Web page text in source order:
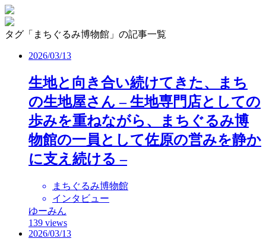
タグ「まちぐるみ博物館」の記事一覧
2026/03/13
生地と向き合い続けてきた、まち
の生地屋さん – 生地専門店としての
歩みを重ねながら、まちぐるみ博
物館の一員として佐原の営みを静か
に支え続ける –
まちぐるみ博物館
インタビュー
ゆーみん
139 views
2026/03/13